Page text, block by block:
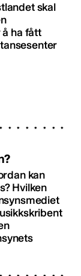
skal
ha fått
kan
Hvilken